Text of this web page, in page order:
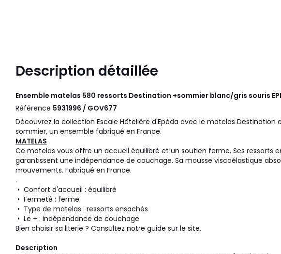
Description détaillée
Ensemble matelas 580 ressorts Destination +sommier blanc/gris souris
Référence 5931996 / GOV677
Découvrez la collection Escale Hôtelière d'Epéda avec le matelas Destination
sommier, un ensemble fabriqué en France.
MATELAS
Ce matelas vous offre un accueil équilibré et un soutien ferme. Ses ressorts
garantissent une indépendance de couchage. Sa mousse viscoélastique
mouvements. Fabriqué en France.
.
• Confort d'accueil : équilibré
• Fermeté : ferme
• Type de matelas : ressorts ensachés
• Le + : indépendance de couchage
Bien choisir sa literie ? Consultez notre guide sur le site.
Description